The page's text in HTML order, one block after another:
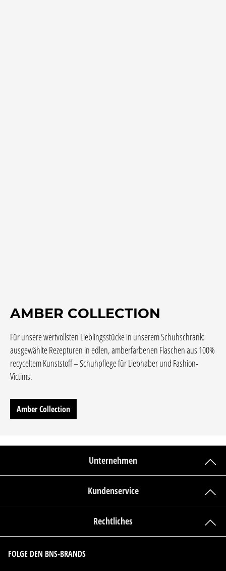
AMBER COLLECTION
Für unsere wertvollsten Lieblingsstücke in unserem Schuhschrank:
ausgewählte Rezepturen in edlen, amberfarbenen Flaschen aus 100%
recyceltem Kunststoff – Schuhpflege für Liebhaber und Fashion-
Victims.
Amber Collection
Unternehmen
Kundenservice
Rechtliches
FOLGE DEN BNS-BRANDS